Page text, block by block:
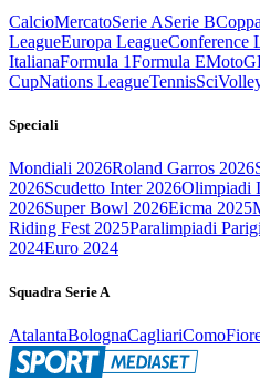
CalcioMercatoSerie ASerie B
LeagueEuropa LeagueConference
ItalianaFormula 1Formula E
CupNations LeagueTennisSci
Speciali
Mondiali 2026Roland Garros 2026
2026Scudetto Inter 2026Olimpiadi
2026Super Bowl 2026Eicma 2025
Riding Fest 2025Paralimpiadi
2024Euro 2024
Squadra Serie A
AtalantaBolognaCagliariComo